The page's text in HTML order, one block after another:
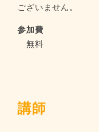
ございません。
参加費
無料
講師